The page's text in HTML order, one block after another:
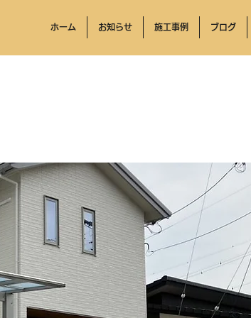
ホーム お知らせ 施工事例 ブログ